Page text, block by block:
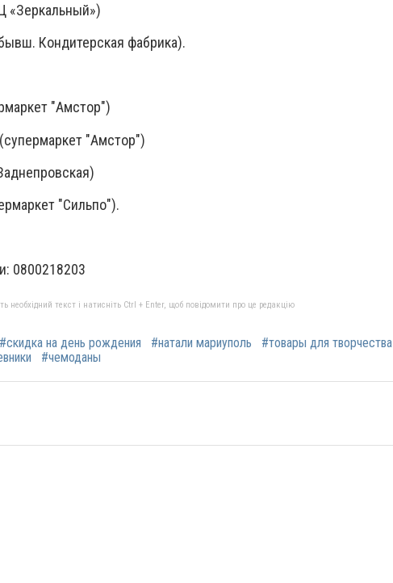
«Зеркальный»)
Кондитерская фабрика).
"Амстор")
"Амстор")
"Сильпо").
0800218203
необхідний текст і натисніть Ctrl + Enter, щоб повідомити про це редакцію
#скидка на день рождения #натали мариуполь #товары для творчества
#чемоданы